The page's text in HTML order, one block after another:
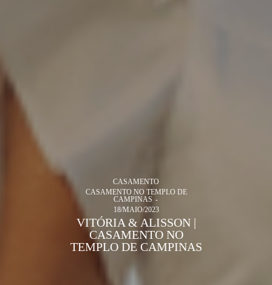
CASAMENTO
CASAMENTO NO TEMPLO DE
CAMPINAS
18/MAIO/2023
VITÓRIA & ALISSON |
CASAMENTO NO
TEMPLO DE CAMPINAS